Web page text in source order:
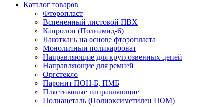
Каталог товаров
Фторопласт
Вспененный листовой ПВХ
Капролон (Полиамид-6)
Лакоткань на основе фторопласта
Монолитный поликарбонат
Направляющие для круглозвенных цепей
Направляющие для ремней
Оргстекло
Паронит ПОН-Б, ПМБ
Пластиковые направляющие
Полиацеталь (Полиоксиметилен ПОМ)